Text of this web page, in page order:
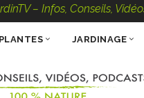
– Infos, Conseils, Vidéos,
JARDINAGE